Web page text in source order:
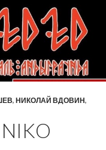
, НИКОЛАЙ ВДОВИН,